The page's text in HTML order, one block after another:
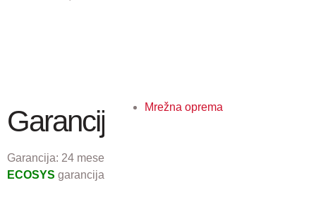
Mrežna oprema
Garancija
Garancija: 24 mesecev
ECOSYS garancija 3 leta ali 200.000 izpisov.